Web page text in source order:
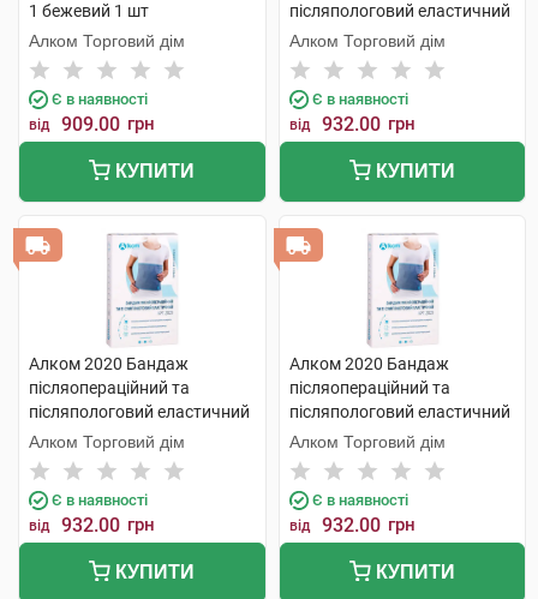
1 бежевий 1 шт
Алком Торговий дім
Є в наявності
від 909.00 грн
КУПИТИ
післяпологовий еластичний
розмір 3 1 шт
Алком Торговий дім
Є в наявності
від 932.00 грн
КУПИТИ
Алком 2020 Бандаж
післяопераційний та
післяпологовий еластичний
розмір 4 1 шт
Алком Торговий дім
Є в наявності
від 932.00 грн
КУПИТИ
Алком 2020 Бандаж
післяопераційний та
післяпологовий еластичний
розмір 2 1 шт
Алком Торговий дім
Є в наявності
від 932.00 грн
КУПИТИ